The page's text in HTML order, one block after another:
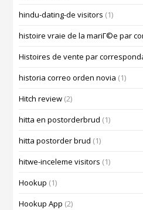
hindu-dating-de visitors (1)
histoire vraie de la mariГ©e par
Histoires de vente par
historia correo orden novia (1)
Hitch review (2)
hitta en postorderbrud (1)
hitta postorder brud (1)
hitwe-inceleme visitors (1)
Hookup (1)
Hookup App (2)